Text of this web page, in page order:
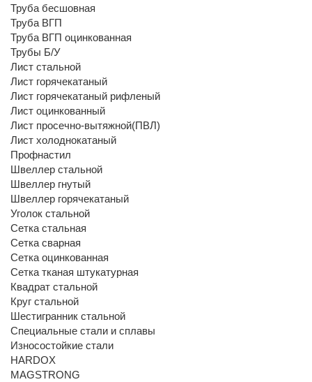
Труба бесшовная
Труба ВГП
Труба ВГП оцинкованная
Трубы Б/У
Лист стальной
Лист горячекатаный
Лист горячекатаный рифленый
Лист оцинкованный
Лист просечно-вытяжной(ПВЛ)
Лист холоднокатаный
Профнастил
Швеллер стальной
Швеллер гнутый
Швеллер горячекатаный
Уголок стальной
Сетка стальная
Сетка сварная
Сетка оцинкованная
Сетка тканая штукатурная
Квадрат стальной
Круг стальной
Шестигранник стальной
Специальные стали и сплавы
Износостойкие стали
HARDOX
MAGSTRONG